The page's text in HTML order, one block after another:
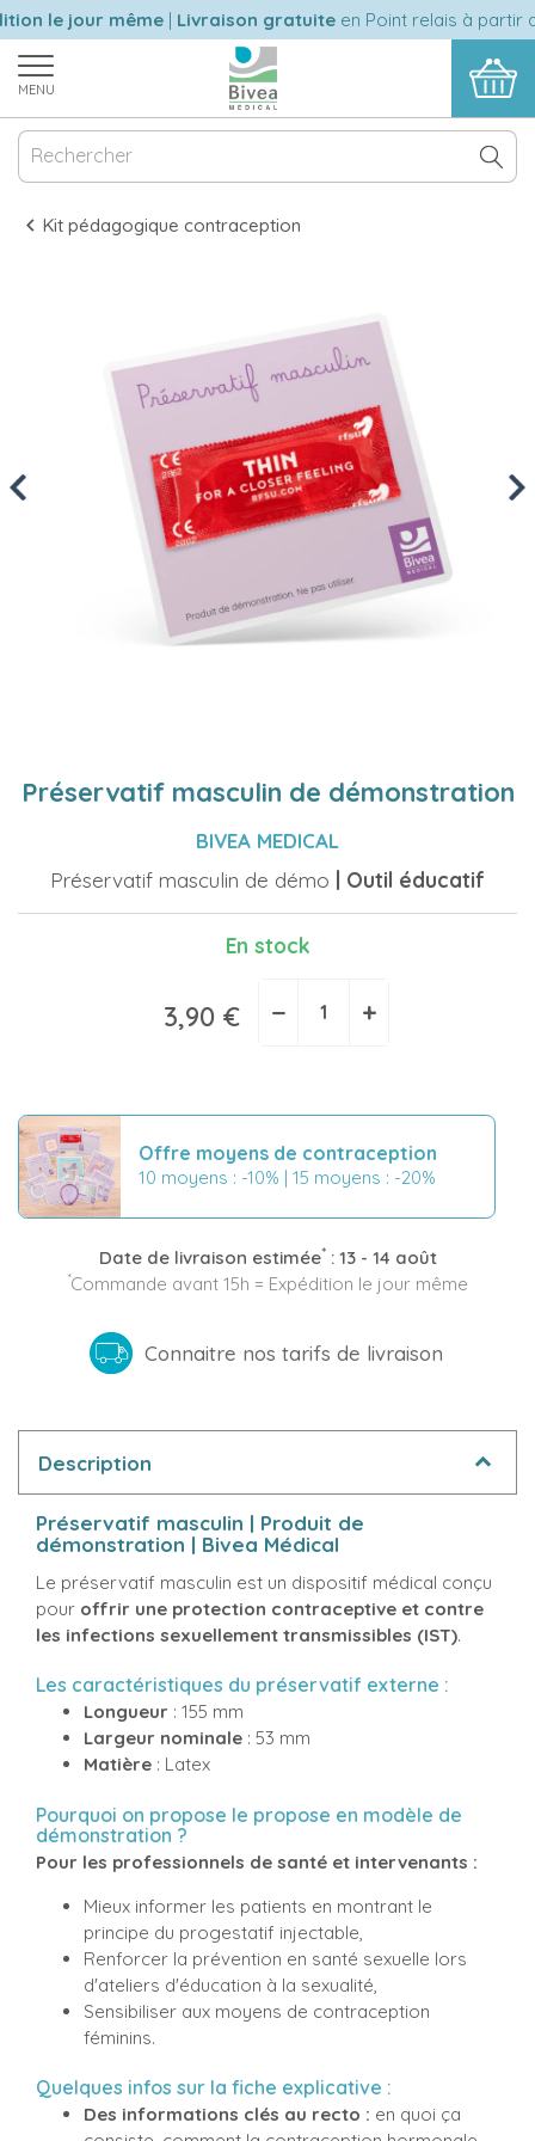
le jour même|Livraison gratuiteen Point relais à partir
MENU
Kit pédagogique contraception
Previous
Préservatif masculin de démonstration
BIVEA MEDICAL
Préservatif masculin de démo | Outil éducatif
En stock
3,90 € − +
Offre moyens de contraception
10 moyens : -10% | 15 moyens : -20%
Date de livraison estimée*: 13 - 14 août
*Commande avant 15h = Expédition le jour même
Connaitre nos tarifs de livraison
Description
Préservatif masculin | Produit de
démonstration | Bivea Médical
Le préservatif masculin est un dispositif médical conçu
pour offrir une protection contraceptive et contre
les infections sexuellement transmissibles (IST).
Les caractéristiques du préservatif externe :
Longueur : 155 mm
Largeur nominale : 53 mm
Matière : Latex
Pourquoi on propose le propose en modèle de
démonstration ?
Pour les professionnels de santé et intervenants :
Mieux informer les patients en montrant le
principe du progestatif injectable,
Renforcer la prévention en santé sexuelle lors
d'ateliers d'éducation à la sexualité,
Sensibiliser aux moyens de contraception
féminins.
Quelques infos sur la fiche explicative :
Des informations clés au recto : en quoi ça